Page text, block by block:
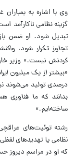
وی با اشاره به
گزینه نظامی ناکارآمد
تبدیل شود. او ضمن
تجاوز تکرار شود،
کردنش نیست.» وزیر
درصدی تولید می‌شوند
بدانند که ما فناوری
ساخته‌ایم.»
رشته توئیت‌های
نظامی یا تهدید‌های
که او در مراسم دیروز